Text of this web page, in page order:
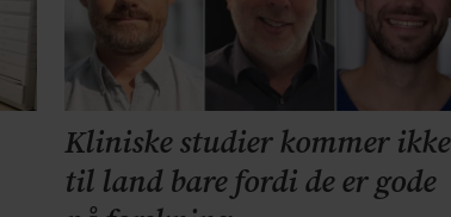
Kliniske studier kommer ikke
til land bare fordi de er gode